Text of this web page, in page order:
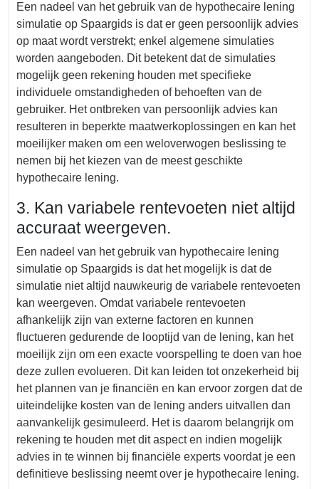
Een nadeel van het gebruik van de hypothecaire lening
simulatie op Spaargids is dat er geen persoonlijk advies
op maat wordt verstrekt; enkel algemene simulaties
worden aangeboden. Dit betekent dat de simulaties
mogelijk geen rekening houden met specifieke
individuele omstandigheden of behoeften van de
gebruiker. Het ontbreken van persoonlijk advies kan
resulteren in beperkte maatwerkoplossingen en kan het
moeilijker maken om een weloverwogen beslissing te
nemen bij het kiezen van de meest geschikte
hypothecaire lening.
3. Kan variabele rentevoeten niet altijd
accuraat weergeven.
Een nadeel van het gebruik van hypothecaire lening
simulatie op Spaargids is dat het mogelijk is dat de
simulatie niet altijd nauwkeurig de variabele rentevoeten
kan weergeven. Omdat variabele rentevoeten
afhankelijk zijn van externe factoren en kunnen
fluctueren gedurende de looptijd van de lening, kan het
moeilijk zijn om een exacte voorspelling te doen van hoe
deze zullen evolueren. Dit kan leiden tot onzekerheid bij
het plannen van je financiën en kan ervoor zorgen dat de
uiteindelijke kosten van de lening anders uitvallen dan
aanvankelijk gesimuleerd. Het is daarom belangrijk om
rekening te houden met dit aspect en indien mogelijk
advies in te winnen bij financiële experts voordat je een
definitieve beslissing neemt over je hypothecaire lening.